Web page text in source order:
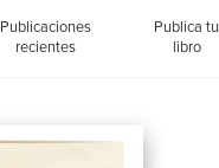
Publicaciones
recientes
Publica tu
libro